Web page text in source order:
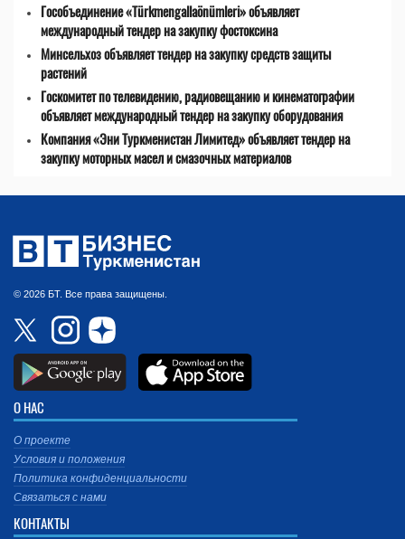
Гособъединение «Türkmengallaönümleri» объявляет
международный тендер на закупку фостоксина
Минсельхоз объявляет тендер на закупку средств защиты
растений
Госкомитет по телевидению, радиовещанию и кинематографии
объявляет международный тендер на закупку оборудования
Компания «Эни Туркменистан Лимитед» объявляет тендер на
закупку моторных масел и смазочных материалов
© 2026 БТ. Все права защищены.
О НАС
О проекте
Условия и положения
Политика конфиденциальности
Связаться с нами
КОНТАКТЫ